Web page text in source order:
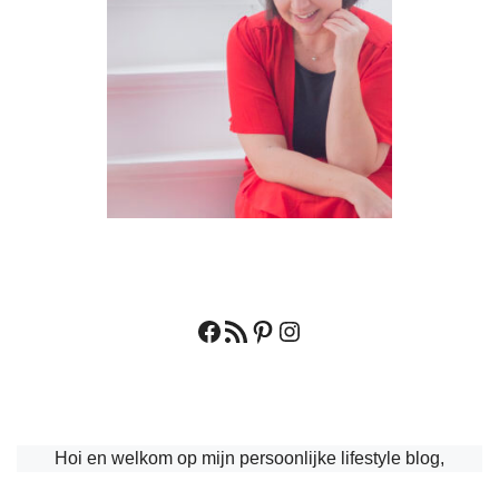
Facebook
RSS feedPinterest
Instagram
Hoi en welkom op mijn persoonlijke lifestyle blog,